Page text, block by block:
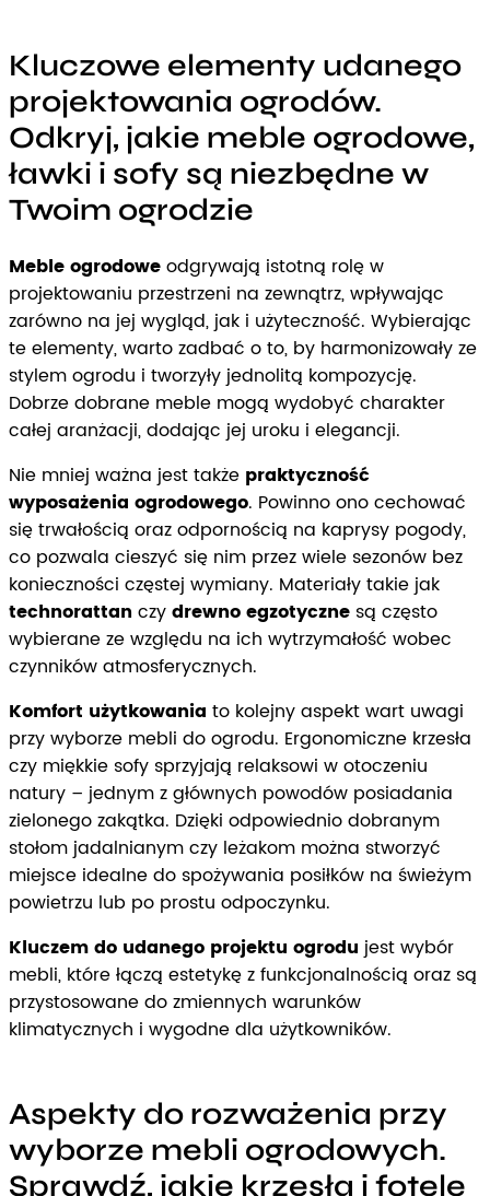
Kluczowe elementy udanego
projektowania ogrodów.
Odkryj, jakie meble ogrodowe,
ławki i sofy są niezbędne w
Twoim ogrodzie
Meble ogrodoweodgrywają istotną rolę w
projektowaniu przestrzeni na zewnątrz, wpływając
zarówno na jej wygląd, jak i użyteczność. Wybierając
te elementy, warto zadbać o to, by harmonizowały ze
stylem ogrodu i tworzyły jednolitą kompozycję.
Dobrze dobrane meble mogą wydobyć charakter
całej aranżacji, dodając jej uroku i elegancji.
Nie mniej ważna jest także praktyczność
wyposażenia ogrodowego. Powinno ono cechować
się trwałością oraz odpornością na kaprysy pogody,
co pozwala cieszyć się nim przez wiele sezonów bez
konieczności częstej wymiany. Materiały takie jak
technorattan czydrewno egzotyczne są często
wybierane ze względu na ich wytrzymałość wobec
czynników atmosferycznych.
Komfort użytkowania to kolejny aspekt wart uwagi
przy wyborze mebli do ogrodu. Ergonomiczne krzesła
czy miękkie sofy sprzyjają relaksowi w otoczeniu
natury – jednym z głównych powodów posiadania
zielonego zakątka. Dzięki odpowiednio dobranym
stołom jadalnianym czy leżakom można stworzyć
miejsce idealne do spożywania posiłków na świeżym
powietrzu lub po prostu odpoczynku.
Kluczem do udanego projektu ogrodujest wybór
mebli, które łączą estetykę z funkcjonalnością oraz są
przystosowane do zmiennych warunków
klimatycznych i wygodne dla użytkowników.
Aspekty do rozważenia przy
wyborze mebli ogrodowych.
Sprawdź, jakie krzesła i fotele